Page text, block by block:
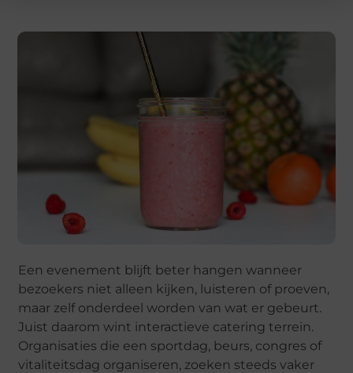
Een evenement blijft beter hangen wanneer
bezoekers niet alleen kijken, luisteren of proeven,
maar zelf onderdeel worden van wat er gebeurt.
Juist daarom wint interactieve catering terrein.
Organisaties die een sportdag, beurs, congres of
vitaliteitsdag organiseren, zoeken steeds vaker